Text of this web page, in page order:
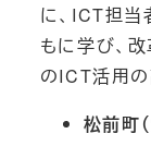
に、ICT担当
もに学び、
のICT活用の
松前町